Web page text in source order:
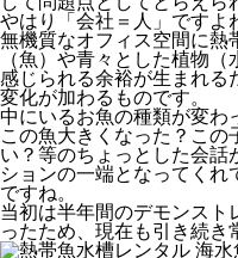
やはり「会社＝人」ですよ
無機質なオフィス空間に熱
（魚）や青々とした植物
感じられる余裕が生まれる
変化が加わるものです。
中にいるお魚の種類が変わ
この魚大きくなった？この
い？等のちょっとした会話
ションの一端となってくれ
ですね。
当初は半年間のデモンスト
ったため、現在も引き続き